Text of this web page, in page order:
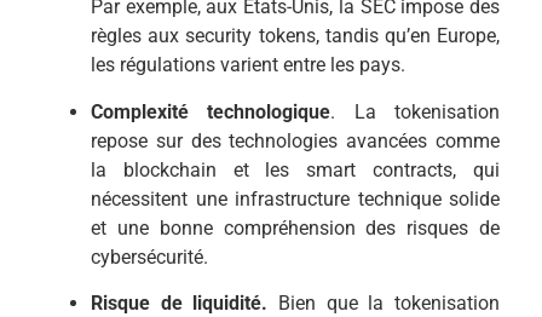
Par exemple, aux États-Unis, la SEC impose des
règles aux security tokens, tandis qu’en Europe,
les régulations varient entre les pays.
Complexité technologique. La tokenisation
repose sur des technologies avancées comme
la blockchain et les smart contracts, qui
nécessitent une infrastructure technique solide
et une bonne compréhension des risques de
cybersécurité.
Risque de liquidité. Bien que la tokenisation